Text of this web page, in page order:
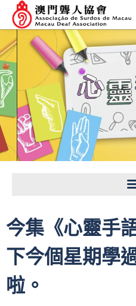
今集《心靈手
下今個星期學
啦。